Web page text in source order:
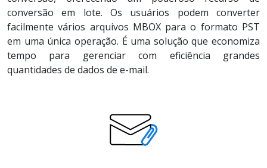
conversão em lote. Os usuários podem converter
facilmente vários arquivos MBOX para o formato PST
em uma única operação. É uma solução que economiza
tempo para gerenciar com eficiência grandes
quantidades de dados de e-mail.